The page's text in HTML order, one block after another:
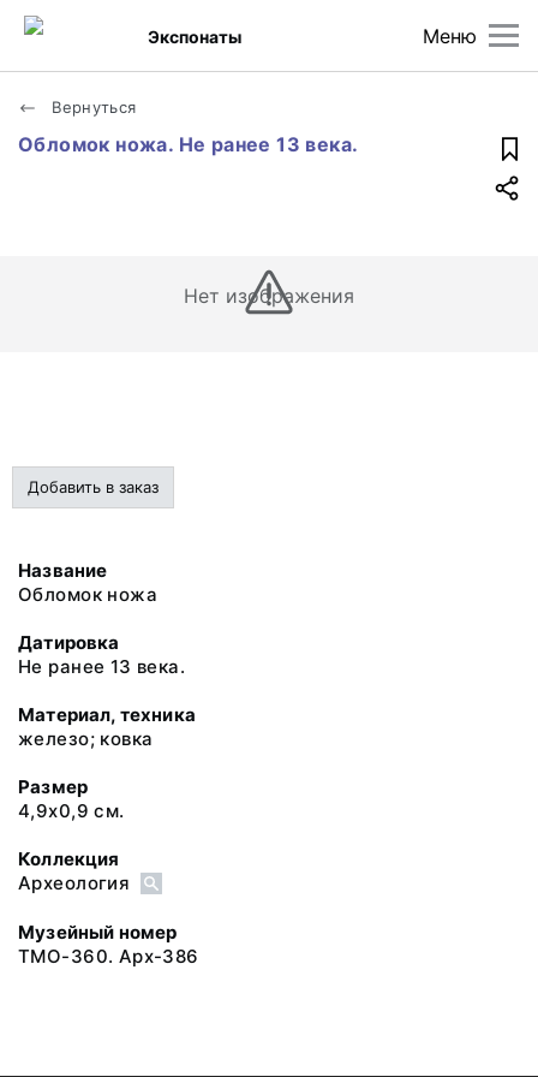
Меню
Экспонаты
Вернуться
Обломок ножа. Не ранее 13 века.
Нет изображения
Добавить в заказ
Название
Обломок ножа
Датировка
Не ранее 13 века.
Материал, техника
железо; ковка
Размер
4,9х0,9 см.
Коллекция
Археология
Музейный номер
ТМО-360. Арх-386